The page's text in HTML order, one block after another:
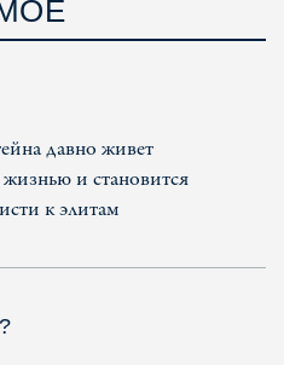
давно живет
и становится
к элитам